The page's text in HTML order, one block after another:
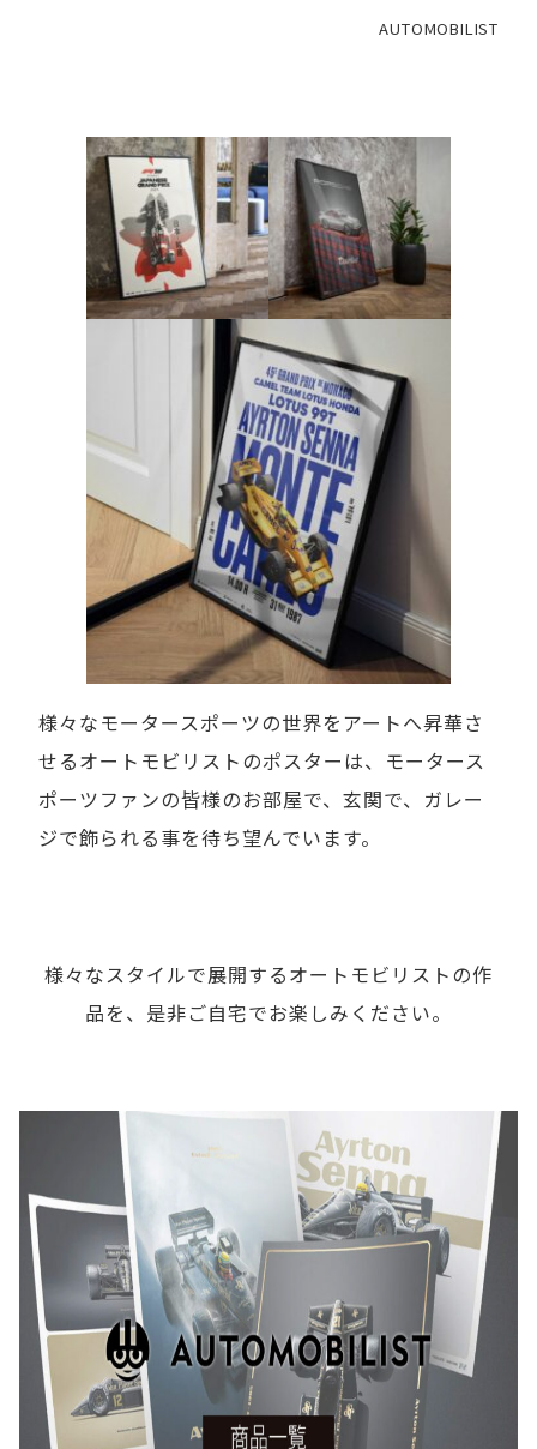
AUTOMOBILIST
様々なモータースポーツの世界をアートへ昇華さ
せるオートモビリストのポスターは、モータース
ポーツファンの皆様のお部屋で、玄関で、ガレー
ジで飾られる事を待ち望んでいます。
様々なスタイルで展開するオートモビリストの作
品を、是非ご自宅でお楽しみください。